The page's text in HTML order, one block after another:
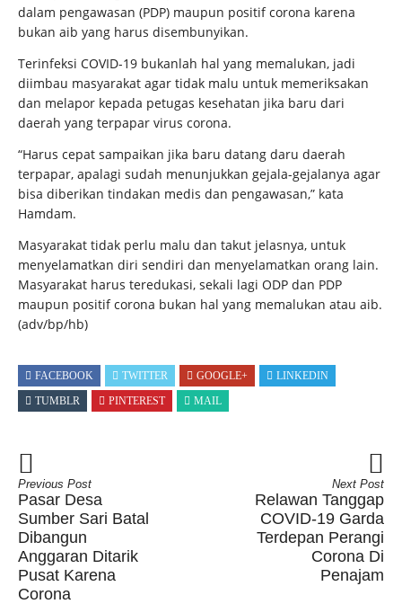
dalam pengawasan (PDP) maupun positif corona karena
bukan aib yang harus disembunyikan.
Terinfeksi COVID-19 bukanlah hal yang memalukan, jadi
diimbau masyarakat agar tidak malu untuk memeriksakan
dan melapor kepada petugas kesehatan jika baru dari
daerah yang terpapar virus corona.
“Harus cepat sampaikan jika baru datang daru daerah
terpapar, apalagi sudah menunjukkan gejala-gejalanya agar
bisa diberikan tindakan medis dan pengawasan,” kata
Hamdam.
Masyarakat tidak perlu malu dan takut jelasnya, untuk
menyelamatkan diri sendiri dan menyelamatkan orang lain.
Masyarakat harus teredukasi, sekali lagi ODP dan PDP
maupun positif corona bukan hal yang memalukan atau aib.
(adv/bp/hb)
FACEBOOK TWITTER GOOGLE+
LINKEDIN
TUMBLR
PINTEREST MAIL
Previous Post
Pasar Desa
Sumber Sari Batal
Dibangun
Anggaran Ditarik
Pusat Karena
Corona
Next Post
Relawan Tanggap
COVID-19 Garda
Terdepan Perangi
Corona Di
Penajam